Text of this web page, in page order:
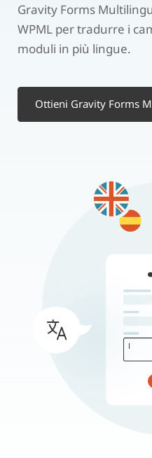
Gravity Forms
WPML per tradurre i
moduli in più lingue.
Ottieni Gravity Forms